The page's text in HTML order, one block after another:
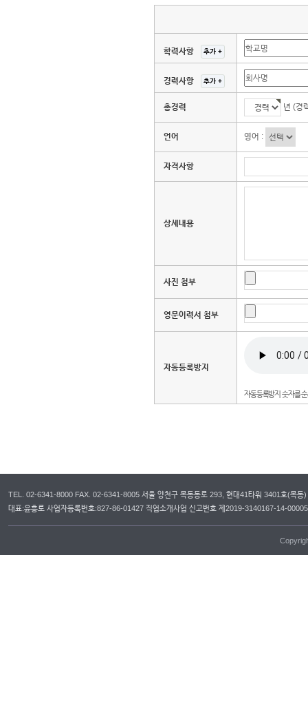
학력사항
경력사항
총경력 년 (경
언어 영어 :
자격사항
상세내용
사진 첨부
영문이력서 첨부
자동등록방지
자동등록방지 숫자를
TEL. 02-6341-8000 FAX. 02-6341-8005 서울 양천구 목동동로 293, 현대41타워 3401호(목동)
대표:윤흥로 사업자등록번호:827-86-01427 직업소개사업 신고번호 제2019-3140167-14-